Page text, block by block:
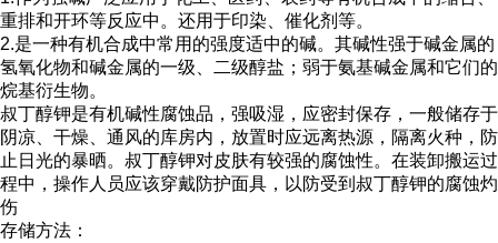
重排和开环等反应中。还用于印染、催化剂等。
2.是一种有机合成中常用的强度适中的碱。其碱性强于碱金属的
氢氧化物和碱金属的一级、二级醇盐；弱于氨基碱金属和它们的
烷基衍生物。
叔丁醇钾是有机碱性腐蚀品，强吸湿，应密封保存，一般储存于
阴凉、干燥、通风的库房内，放置时应远离热源，隔离火种，防
止日光的暴晒。叔丁醇钾对皮肤有较强的腐蚀性。在装卸搬运过
程中，操作人员应该穿戴防护面具，以防受到叔丁醇钾的腐蚀灼
伤
存储方法：